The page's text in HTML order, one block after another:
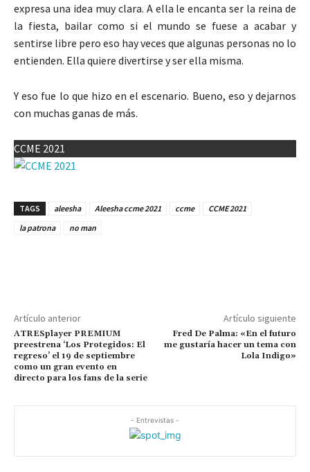
expresa una idea muy clara. A ella le encanta ser la reina de
la fiesta, bailar como si el mundo se fuese a acabar y
sentirse libre pero eso hay veces que algunas personas no lo
entienden. Ella quiere divertirse y ser ella misma.
Y eso fue lo que hizo en el escenario. Bueno, eso y dejarnos
con muchas ganas de más.
CCME 2021
TAGS aleesha Aleesha ccme 2021 ccme
CCME 2021
la patrona
no man
Artículo anterior
ATRESplayer PREMIUM
preestrena ‘Los Protegidos: El
regreso’ el 19 de septiembre
como un gran evento en
directo para los fans de la serie
Artículo siguiente
Fred De Palma: «En el futuro
me gustaría hacer un tema con
Lola Indigo»
- Entrevistas -